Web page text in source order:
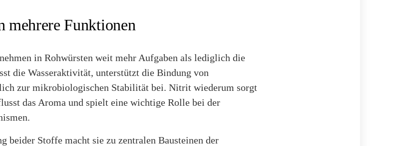
mehrere Funktionen
in Rohwürsten weit mehr Aufgaben als lediglich die
die Wasseraktivität, unterstützt die Bindung von
zur mikrobiologischen Stabilität bei. Nitrit wiederum sorgt
das Aroma und spielt eine wichtige Rolle bei der
beider Stoffe macht sie zu zentralen Bausteinen der